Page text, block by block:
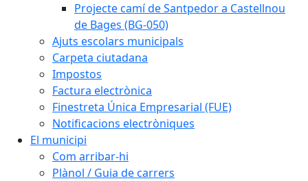
Projecte camí de Santpedor a Castellnou
de Bages (BG-050)
Ajuts escolars municipals
Carpeta ciutadana
Impostos
Factura electrònica
Finestreta Única Empresarial (FUE)
Notificacions electròniques
El municipi
Com arribar-hi
Plànol / Guia de carrers